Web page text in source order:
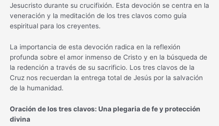
Jesucristo durante su crucifixión. Esta devoción se centra en la
veneración y la meditación de los tres clavos como guía
espiritual para los creyentes.
La importancia de esta devoción radica en la reflexión
profunda sobre el amor inmenso de Cristo y en la búsqueda de
la redención a través de su sacrificio. Los tres clavos de la
Cruz nos recuerdan la entrega total de Jesús por la salvación
de la humanidad.
Oración de los tres clavos: Una plegaria de fe y protección
divina